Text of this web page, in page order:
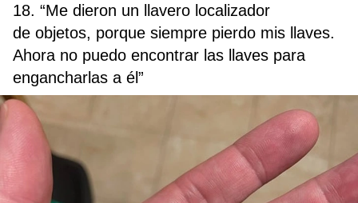
18. “Me dieron un llavero localizador
de objetos, porque siempre pierdo mis llaves.
Ahora no puedo encontrar las llaves para
engancharlas a él”